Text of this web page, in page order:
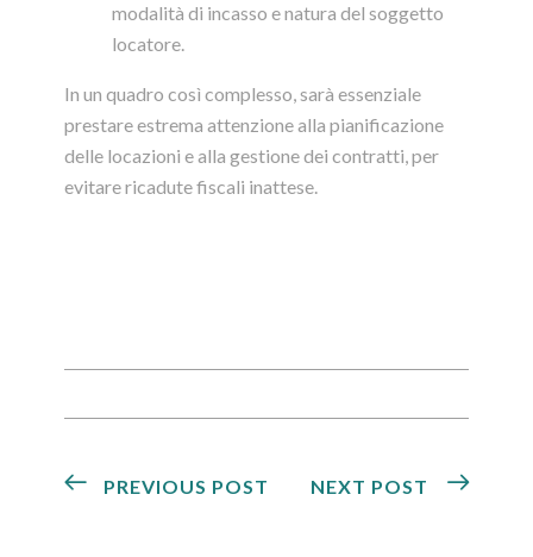
modalità di incasso e natura del soggetto
locatore.
In un quadro così complesso, sarà essenziale
prestare estrema attenzione alla pianificazione
delle locazioni e alla gestione dei contratti, per
evitare ricadute fiscali inattese.
PREVIOUS POST NEXT POST